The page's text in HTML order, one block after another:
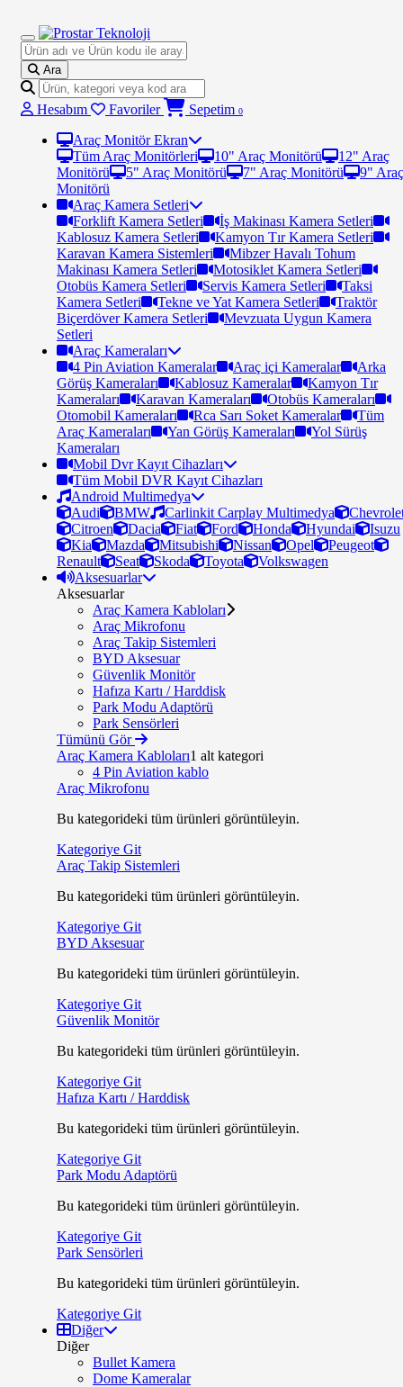
Ara
Hesabım Favoriler Sepetim 0
Araç Monitör Ekran
Tüm Araç Monitörleri
10" Araç Monitörü
12" Araç
Monitörü
5" Araç Monitörü 7" Araç Monitörü
9" Araç
Monitörü
Araç Kamera Setleri
Forklift Kamera Setleri
İş Makinası Kamera Setleri
Kablosuz Kamera Setleri
Kamyon Tır Kamera Setleri
Karavan Kamera Sistemleri
Mibzer Havalı Tohum
Makinası Kamera Setleri
Motosiklet Kamera Setleri
Otobüs Kamera Setleri
Servis Kamera Setleri
Taksi
Kamera Setleri
Tekne ve Yat Kamera Setleri
Traktör
Biçerdöver Kamera Setleri
Mevzuata Uygun Kamera
Setleri
Araç Kameraları
4 Pin Aviation Kameralar
Araç içi Kameralar
Arka
Görüş Kameraları
Kablosuz Kameralar
Kamyon Tır
Kameraları
Karavan Kameraları
Otobüs Kameraları
Otomobil Kameraları
Rca Sarı Soket Kameralar
Tüm
Araç Kameraları
Yan Görüş Kameraları
Yol Sürüş
Kameraları
Mobil Dvr Kayıt Cihazları
Tüm Mobil DVR Kayıt Cihazları
Android Multimedya
Audi
BMW Carlinkit Carplay Multimedya
Citroen
Dacia Fiat Ford Honda Hyundai
Isuzu
Kia
Mazda Mitsubishi Nissan Opel
Peugeot
Renault
Seat Skoda Toyota
Volkswagen
Aksesuarlar
Aksesuarlar
Araç Kamera Kabloları
Araç Mikrofonu
Araç Takip Sistemleri
BYD Aksesuar
Güvenlik Monitör
Hafıza Kartı / Harddisk
Park Modu Adaptörü
Park Sensörleri
Tümünü Gör
Araç Kamera Kabloları1 alt kategori
4 Pin Aviation kablo
Araç Mikrofonu
Bu kategorideki tüm ürünleri görüntüleyin.
Kategoriye Git
Araç Takip Sistemleri
Bu kategorideki tüm ürünleri görüntüleyin.
Kategoriye Git
BYD Aksesuar
Bu kategorideki tüm ürünleri görüntüleyin.
Kategoriye Git
Güvenlik Monitör
Bu kategorideki tüm ürünleri görüntüleyin.
Kategoriye Git
Hafıza Kartı / Harddisk
Bu kategorideki tüm ürünleri görüntüleyin.
Kategoriye Git
Park Modu Adaptörü
Bu kategorideki tüm ürünleri görüntüleyin.
Kategoriye Git
Park Sensörleri
Bu kategorideki tüm ürünleri görüntüleyin.
Kategoriye Git
Diğer
Diğer
Bullet Kamera
Dome Kameralar